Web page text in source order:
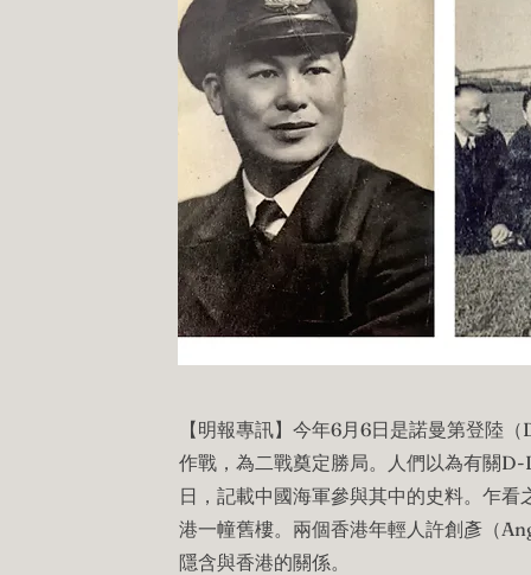
【明報專訊】今年6月6日是諾曼第登陸
作戰，為二戰奠定勝局。人們以為有關
日，記載中國海軍參與其中的史料。乍
港一幢舊樓。兩個香港年輕人許創彥（
隱含與香港的關係。